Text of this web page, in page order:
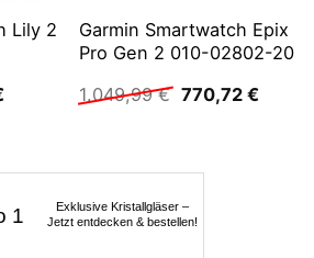
Lily 2
Aktueller
Garmin Smartwatch Epix
Pro Gen 2 010-02802-20
1.049,99€ Ursprünglicher
Preis
770,72 €
Exklusive Kristallgläser –
Jetzt entdecken & bestellen!